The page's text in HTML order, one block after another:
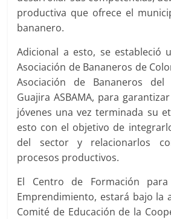
productiva que ofrece el
bananero.
Adicional a esto, se estableció
Asociación de Bananeros de
Asociación de Bananeros
Guajira ASBAMA, para
jóvenes una vez terminada su
esto con el objetivo de
del sector y relacionarlos
procesos productivos.
El Centro de Formación
Emprendimiento, estará bajo la
Comité de Educación de la